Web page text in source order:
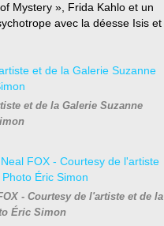
Mystery », Frida Kahlo et un
avec la déesse Isis et
et de la Galerie Suzanne
- Courtesy de l'artiste et de la
Éric Simon